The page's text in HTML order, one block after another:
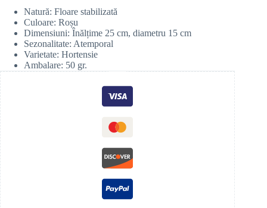
Natură: Floare stabilizată
Culoare: Roșu
Dimensiuni: Înălțime 25 cm, diametru 15 cm
Sezonalitate: Atemporal
Varietate: Hortensie
Ambalare: 50 gr.